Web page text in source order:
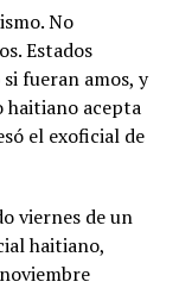
No
Estados
fueran amos, y
haitiano acepta
el exoficial de
viernes de un
haitiano,